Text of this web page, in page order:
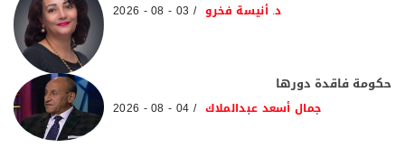
د. أنيسة فخرو 03 - 08 - 2026
حكومة فاقدة دورها
جمال أسعد عبدالملاك 04 - 08 - 2026